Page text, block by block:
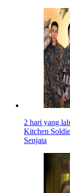
2 hari yang
Kitchen
Senjata